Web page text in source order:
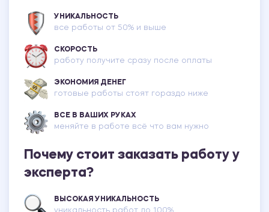
УНИКАЛЬНОСТЬ
все работы от 50% и выше
СКОРОСТЬ
работу получите сразу после оплаты
ЭКОНОМИЯ ДЕНЕГ
готовые работы стоят гораздо ниже
ВСЕ В ВАШИХ РУКАХ
меняйте в работе всё что вам нужно
Почему стоит заказать работу у
эксперта?
ВЫСОКАЯ УНИКАЛЬНОСТЬ